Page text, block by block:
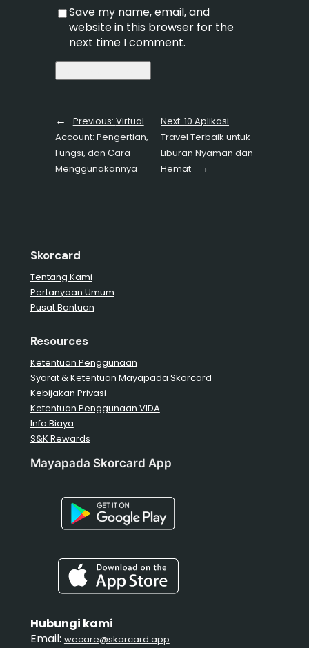
Save my name, email, and
website in this browser for the
next time I comment.
← Previous: Virtual
Account: Pengertian,
Fungsi, dan Cara
Menggunakannya
Next:10 Aplikasi
Travel Terbaik untuk
Liburan Nyaman dan
Hemat
→
Skorcard
Tentang Kami
Pertanyaan Umum
Pusat Bantuan
Resources
Ketentuan Penggunaan
Syarat & Ketentuan Mayapada Skorcard
Kebijakan Privasi
Ketentuan Penggunaan VIDA
Info Biaya
S&K Rewards
Mayapada Skorcard App
Hubungi kami
Email: wecare@skorcard.app